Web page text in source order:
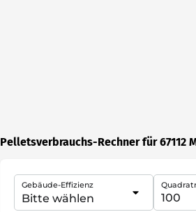
Pelletsverbrauchs-Rechner für 67112
Gebäude-Effizienz